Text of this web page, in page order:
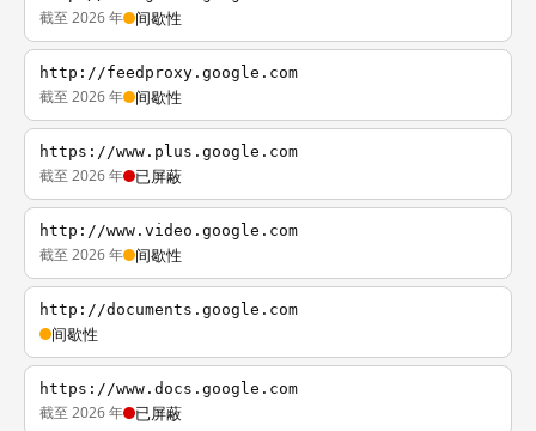
截至 2026 年 间歇性
http://feedproxy.google.com
截至 2026 年 间歇性
https://www.plus.google.com
截至 2026 年 已屏蔽
http://www.video.google.com
截至 2026 年 间歇性
http://documents.google.com
间歇性
https://www.docs.google.com
截至 2026 年 已屏蔽